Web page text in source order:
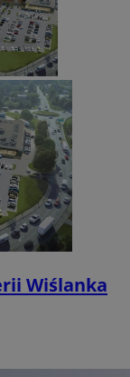
Wiślanka